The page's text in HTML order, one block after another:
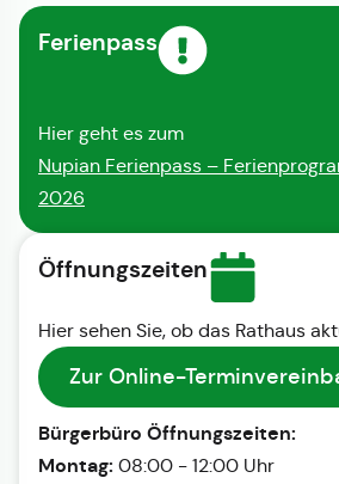
Ferienpass
Hier geht es zum
Nupian Ferienpass –
2026
Öffnungszeiten
Hier sehen Sie, ob das Rathaus
Zur Online-
Bürgerbüro Öffnungszeiten:
Montag: 08:00 - 12:00 Uhr